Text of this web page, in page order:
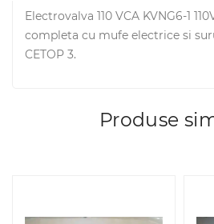
Electrovalva 110 VCA KVNG6-1
completa cu mufe electrice si
CETOP 3.
Produse